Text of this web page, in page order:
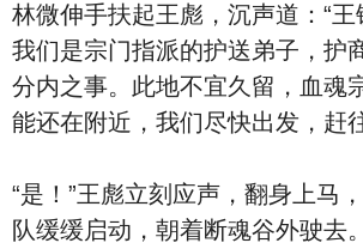
林微伸手扶起王彪，沉声道：“王
我们是宗门指派的护送弟子，护
分内之事。此地不宜久留，血魂
能还在附近，我们尽快出发，赶
“是！”王彪立刻应声，翻身上马
队缓缓启动，朝着断魂谷外驶去。